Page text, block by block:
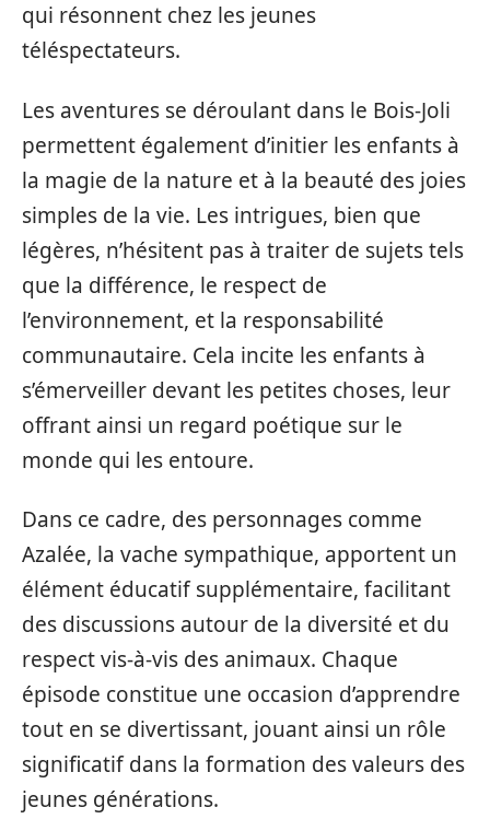
qui résonnent chez les jeunes
téléspectateurs.
Les aventures se déroulant dans le Bois-Joli
permettent également d’initier les enfants à
la magie de la nature et à la beauté des joies
simples de la vie. Les intrigues, bien que
légères, n’hésitent pas à traiter de sujets tels
que la différence, le respect de
l’environnement, et la responsabilité
communautaire. Cela incite les enfants à
s’émerveiller devant les petites choses, leur
offrant ainsi un regard poétique sur le
monde qui les entoure.
Dans ce cadre, des personnages comme
Azalée, la vache sympathique, apportent un
élément éducatif supplémentaire, facilitant
des discussions autour de la diversité et du
respect vis-à-vis des animaux. Chaque
épisode constitue une occasion d’apprendre
tout en se divertissant, jouant ainsi un rôle
significatif dans la formation des valeurs des
jeunes générations.